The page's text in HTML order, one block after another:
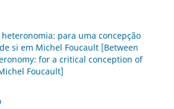
para uma concepção
si em Michel Foucault [Between
for a critical conception of
Foucault]